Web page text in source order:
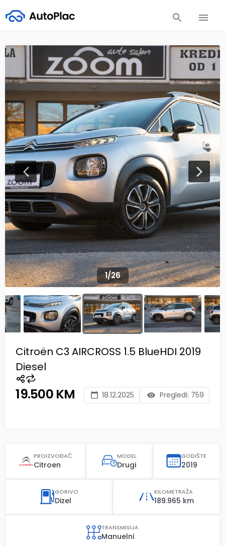
1/26
Citroën C3 AIRCROSS 1.5 BlueHDI 2019
Diesel
19.500 KM 18.12.2025 Pregledi: 759
PROIZVOĐAČ
Citroen
MODEL
Drugi
GODIŠTE
2019
GORIVO
Dizel
KILOMETRAŽA
189.965 km
TRANSMISIJA
Manuelni